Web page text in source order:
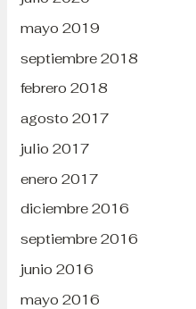
mayo 2019
septiembre 2018
febrero 2018
agosto 2017
julio 2017
enero 2017
diciembre 2016
septiembre 2016
junio 2016
mayo 2016